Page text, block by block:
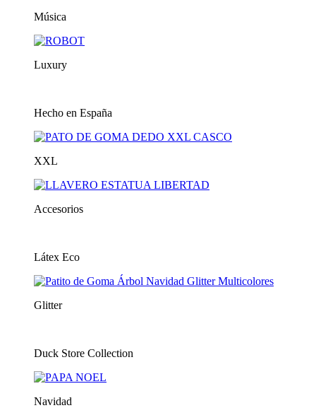
Música
Luxury
Hecho en España
XXL
Accesorios
Látex Eco
Glitter
Duck Store Collection
Navidad